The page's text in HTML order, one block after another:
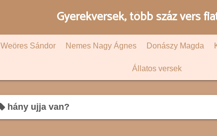
Gyerekversek, több száz vers
Weöres Sándor Nemes Nagy Ágnes Donászy Magda
Állatos versek
hány ujja van?